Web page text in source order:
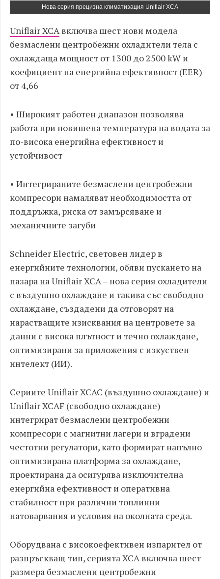
Нова серия прецизна климатизация Uniflair XCA
Uniflair XCAвключва шест нови модела
безмаслени центробежни охладители тела с
охлаждаща мощност от 1300 до 2500 kW и
коефициент на енергийна ефективност (EER)
от 4,66
• Широкият работен диапазон позволява
работа при повишена температура на водата за
по-висока енергийна ефективност и
устойчивост
• Интегрираните безмаслени центробежни
компресори намаляват необходимостта от
поддръжка, риска от замърсяване и
механичните загуби
Schneider Electric, световен лидер в
енергийните технологии, обяви пускането на
пазара на Uniflair XCA – нова серия охладители
с въздушно охлаждане и такива със свободно
охлаждане, създадени да отговорят на
нарастващите изисквания на центровете за
данни с висока плътност и течно охлаждане,
оптимизирани за приложения с изкуствен
интелект (ИИ).
Сериите Uniflair XCAC (въздушно охлаждане) и
Uniflair XCAF (свободно охлаждане)
интегрират безмаслени центробежни
компресори с магнитни лагери и вградени
честотни регулатори, като формират напълно
оптимизирана платформа за охлаждане,
проектирана да осигурява изключителна
енергийна ефективност и оперативна
стабилност при различни топлинни
натоварвания и условия на околната среда.
Оборудвана с високоефективен изпарител от
разпръскващ тип, серията XCA включва шест
размера безмаслени центробежни